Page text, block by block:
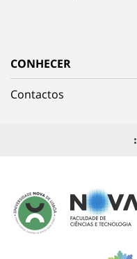
CONHECER
Contactos